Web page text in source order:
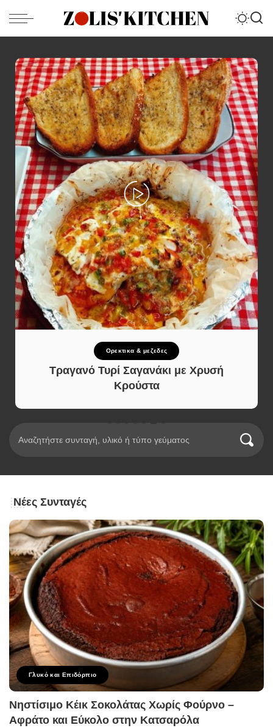
Ορεκτικα & μεζεδες
Τραγανό Τυρί Σαγανάκι με Χρυσή
Κρούστα
Νέες Συνταγές
Γλυκό και Επιδόρπιο
Νηστίσιμο Κέικ Σοκολάτας Χωρίς Φούρνο –
Αφράτο και Εύκολο στην Κατσαρόλα